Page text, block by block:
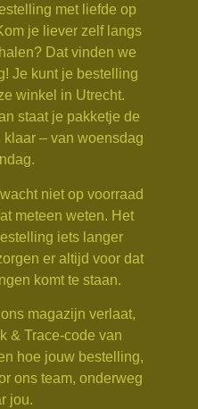
met liefde op
je liever zelf langs
Dat vinden we
Je kunt je bestelling
winkel in Utrecht.
staat je pakketje de
– van woensdag
niet op voorraad
meteen weten. Het
iets langer
er altijd voor dat
komt te staan.
magazijn verlaat,
& Trace-code van
hoe jouw bestelling,
ons team, onderweg
jou.